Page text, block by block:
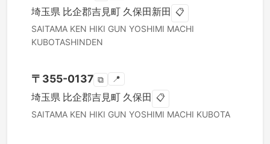
埼玉県 比企郡吉見町 久保田新田 📋
SAITAMA KEN HIKI GUN YOSHIMI MACHI
KUBOTASHINDEN
〒 355-0137 ⧉ 📍
埼玉県 比企郡吉見町 久保田 📋
SAITAMA KEN HIKI GUN YOSHIMI MACHI KUBOTA